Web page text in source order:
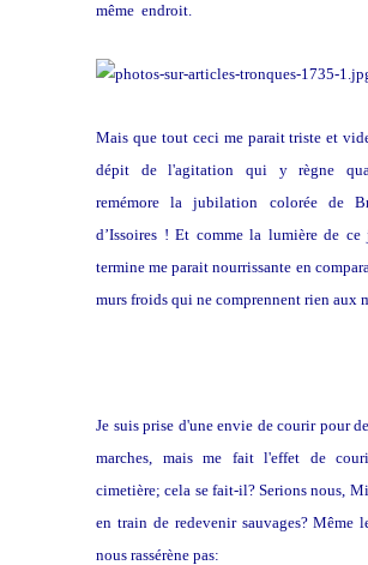
même endroit.
Mais que tout ceci me parait triste et
dépit de l'agitation qui y règne
remémore la jubilation colorée de
d’Issoires ! Et comme la lumière de
termine me parait nourrissante en
murs froids qui ne comprennent rien aux
Je suis prise d'une envie de courir pour
marches, mais me fait l'effet de
cimetière; cela se fait-il? Serions nous,
en train de redevenir sauvages? Même
nous rassérène pas: